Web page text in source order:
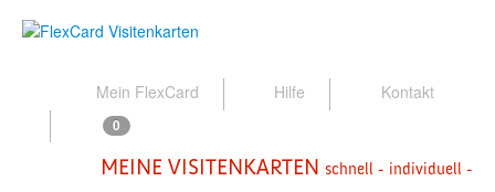
Mein FlexCard Hilfe Kontakt
0
MEINE VISITENKARTEN schnell - individuell -